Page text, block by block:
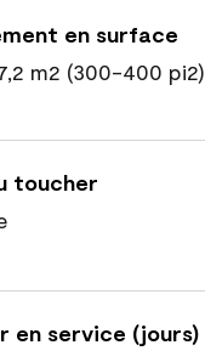
en surface
m2 (300-400 pi2)
toucher
en service (jours)